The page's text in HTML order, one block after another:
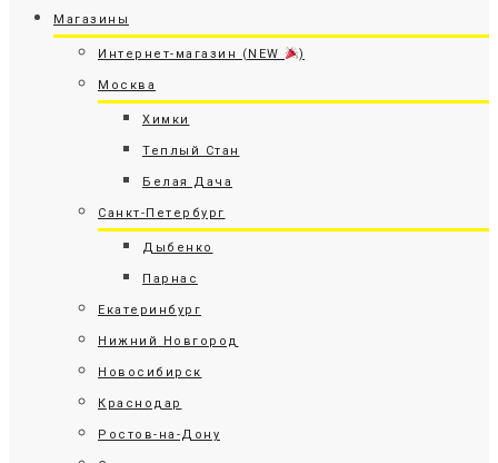
Магазины
Интернет-магазин (NEW )
Москва
Химки
Теплый Стан
Белая Дача
Санкт-Петербург
Дыбенко
Парнас
Екатеринбург
Нижний Новгород
Новосибирск
Краснодар
Ростов-на-Дону